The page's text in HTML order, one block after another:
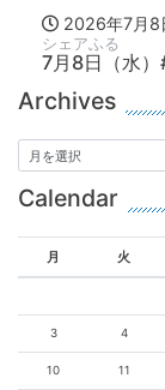
2026年7月8
シェアふる
7月8日（水
Archives
Calendar
月 火
3 4
10 11